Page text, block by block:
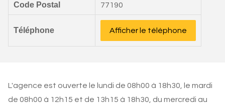
Code Postal 77190
Téléphone Afficher le téléphone
L'agence est ouverte le lundi de 08h00 à 18h30, le mardi
de 08h00 à 12h15 et de 13h15 à 18h30, du mercredi au